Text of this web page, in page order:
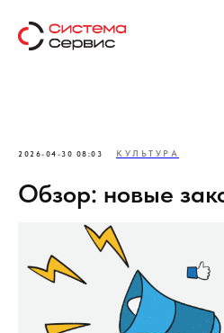
2026-04-30 08:03 КУЛЬТУРА
Обзор: новые